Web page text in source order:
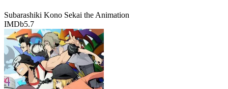
Subarashiki Kono Sekai the Animation
IMDb5.7